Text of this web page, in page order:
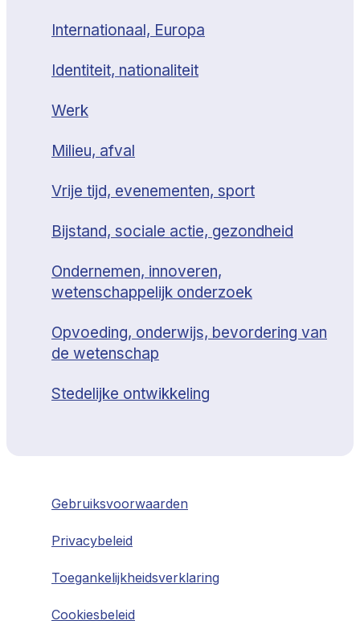
Internationaal, Europa
Identiteit, nationaliteit
Werk
Milieu, afval
Vrije tijd, evenementen, sport
Bijstand, sociale actie, gezondheid
Ondernemen, innoveren,
wetenschappelijk onderzoek
Opvoeding, onderwijs, bevordering van
de wetenschap
Stedelijke ontwikkeling
Gebruiksvoorwaarden
Privacybeleid
Toegankelijkheidsverklaring
Cookiesbeleid